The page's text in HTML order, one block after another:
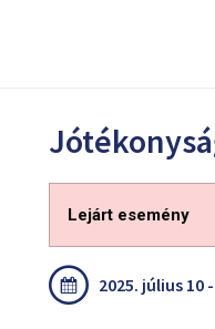
Lejárt esemény
2025. július 10